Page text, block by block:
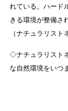
れている。ハード
きる環境が整備さ
（ナチュラリスト
◇ナチュラリスト
な自然環境をいつ